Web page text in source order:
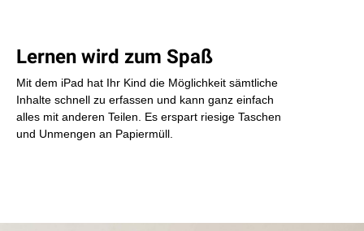
Lernen wird zum Spaß
Mit dem iPad hat Ihr Kind die Möglichkeit sämtliche
Inhalte schnell zu erfassen und kann ganz einfach
alles mit anderen Teilen. Es erspart riesige Taschen
und Unmengen an Papiermüll.